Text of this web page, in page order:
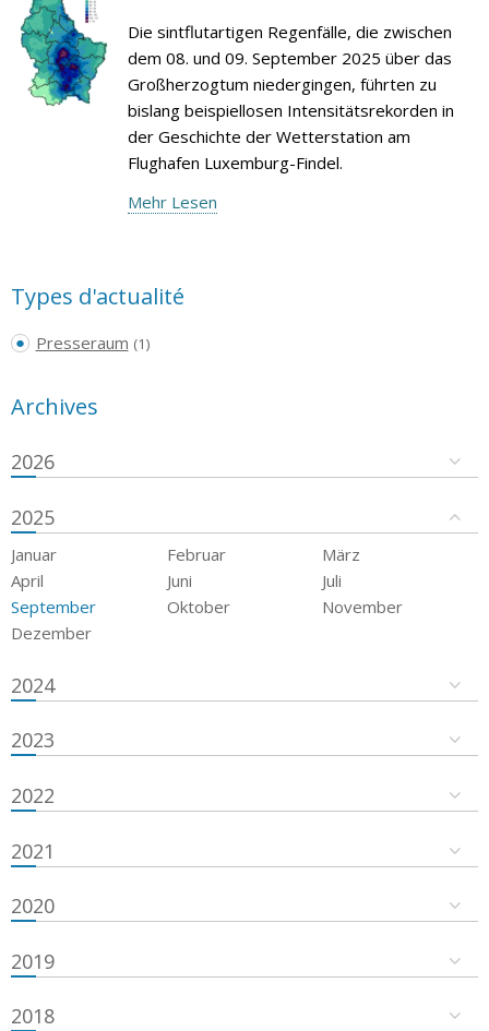
Die sintflutartigen Regenfälle, die zwischen
dem 08. und 09. September 2025 über das
Großherzogtum niedergingen, führten zu
bislang beispiellosen Intensitätsrekorden in
der Geschichte der Wetterstation am
Flughafen Luxemburg-Findel.
Mehr Lesen
Types d'actualité
Presseraum (1)
Archives
2026
2025
Januar Februar
März
April
Juni
Juli
September
Oktober
November
Dezember
2024
2023
2022
2021
2020
2019
2018